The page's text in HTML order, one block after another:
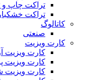
تراکت چاپ و
تراکت خشکبار
کاتالوگ
صنعتی
کارت ویزیت
کارت ویزیت
کارت ویزیت
کارت